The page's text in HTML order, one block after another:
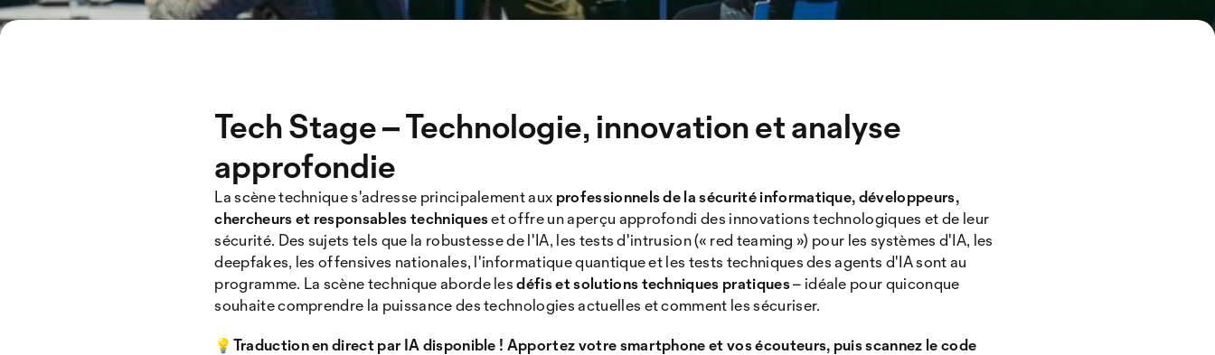
Tech Stage – Technologie, innovation et analyse
approfondie
La scène technique s'adresse principalement aux professionnels de la sécurité informatique, développeurs,
chercheurs et responsables techniqueset offre un aperçu approfondi des innovations technologiques et de leur
sécurité. Des sujets tels que la robustesse de l'IA, les tests d'intrusion (« red teaming ») pour les systèmes d'IA, les
deepfakes, les offensives nationales, l'informatique quantique et les tests techniques des agents d'IA sont au
programme. La scène technique aborde lesdéfis et solutions techniques pratiques– idéale pour quiconque
souhaite comprendre la puissance des technologies actuelles et comment les sécuriser.
💡Traduction en direct par IA disponible ! Apportez votre smartphone et vos écouteurs, puis scannez le code